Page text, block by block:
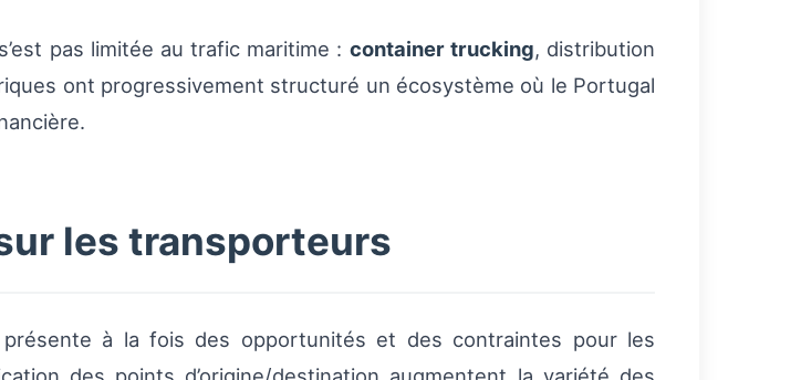
pas limitée au trafic maritime : container trucking, distribution
ont progressivement structuré un écosystème où le Portugal
les transporteurs
présente à la fois des opportunités et des contraintes pour les